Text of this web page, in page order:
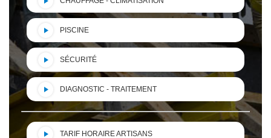
PISCINE
SÉCURITÉ
DIAGNOSTIC - TRAITEMENT
TARIF HORAIRE ARTISANS